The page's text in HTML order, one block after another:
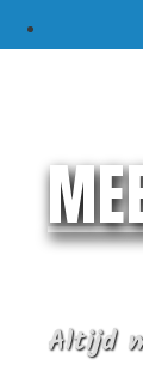
Altijd